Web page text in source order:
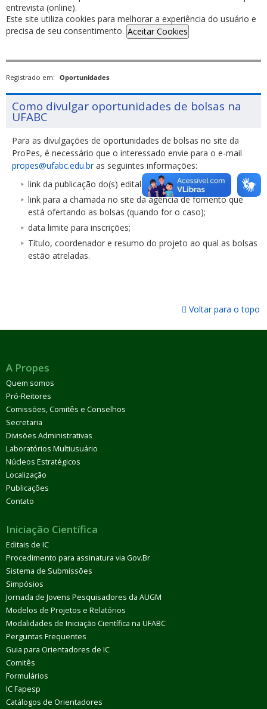
entrevista (online).
Este site utiliza cookies para melhorar a experiência do usuário e
precisa de seu consentimento. Aceitar Cookies
Registrado em: Oportunidades
Como divulgar oportunidades de bolsas na
UFABC
Para as divulgações de oportunidades de bolsas no site da
ProPes, é necessário que o interessado envie para o e-mail
propes@ufabc.edu.bras seguintes informações:
link da publicação do(s) edital(is);
link para a chamada no site da agência de fomento que
está ofertando as bolsas (quando for o caso);
data limite para inscrições;
Título, coordenador e resumo do projeto ao qual as bolsas
estão atreladas.
Voltar para o topo
A Propes
Quem somos
Pró-Reitores
Comissões, Comitês e Conselhos
Secretaria
Divisões Administrativas
Laboratórios Multiusuário
Núcleos Estratégicos
Localização
Publicações
Contato
Iniciação Científica
Editais de IC
Procedimento para assinatura via Gov.Br
Sistema de Submissões
Simpósios
Jornada de Jovens Pesquisadores da AUGM
Modelos de Projetos e Relatórios
Modalidades de Iniciação Científica na UFABC
Perguntas Frequentes
Guia para Orientadores de IC
Comitês
Formulários
IC Fapesp
Catálogos de Orientadores